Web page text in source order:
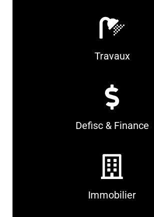
Travaux
Defisc & Finance
Immobilier